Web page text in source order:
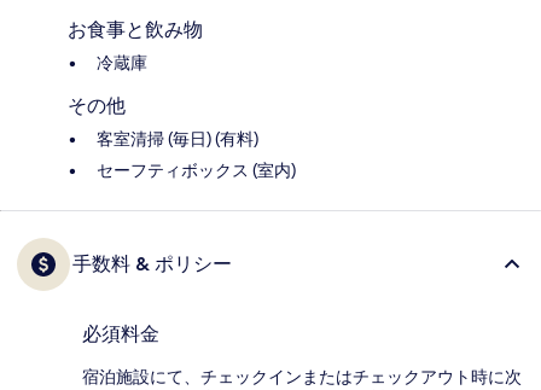
お食事と飲み物
冷蔵庫
その他
客室清掃 (毎日) (有料)
セーフティボックス (室内)
手数料 & ポリシー
必須料金
宿泊施設にて、チェックインまたはチェックアウト時に次